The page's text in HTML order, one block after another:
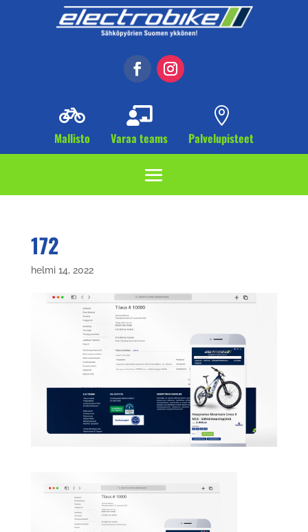

Mallisto

Varaa teams

Palvelupisteet
172
helmi 14, 2022